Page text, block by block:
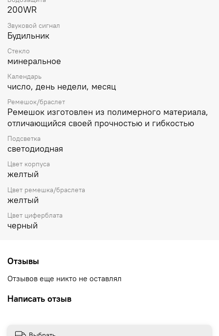
200WR
Звуковой сигнал
Будильник
Стекло
минеральное
Календарь
число, день недели, месяц
Ремешок/браслет
Ремешок изготовлен из полимерного материала,
отличающийся своей прочностью и гибкостью
Подсветка
светодиодная
Цвет корпуса
желтый
Цвет ремешка/браслета
желтый
Цвет циферблата
черный
Отзывы
Отзывов еще никто не оставлял
Написать отзыв